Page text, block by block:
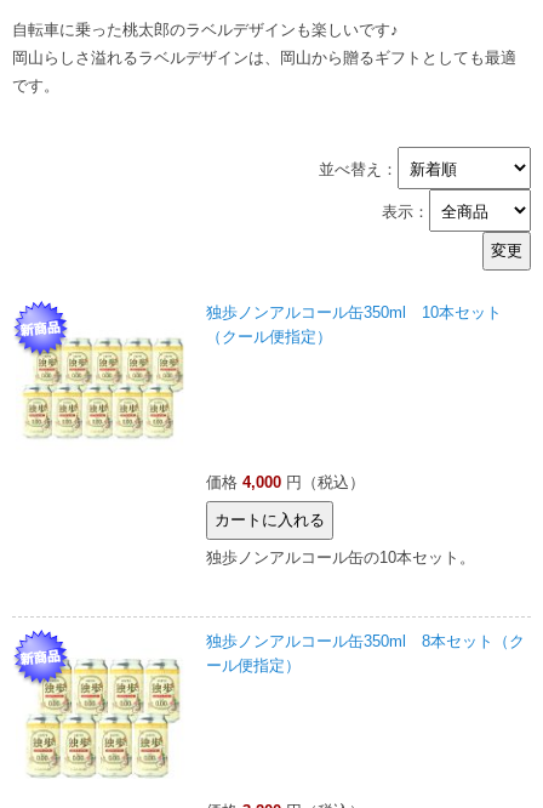
自転車に乗った桃太郎のラベルデザインも楽しいです♪
岡山らしさ溢れるラベルデザインは、岡山から贈るギフトとしても最適
です。
並べ替え：
表示：
独歩ノンアルコール缶350ml 10本セット
（クール便指定）
価格 4,000 円（税込）
独歩ノンアルコール缶の10本セット。
独歩ノンアルコール缶350ml 8本セット（ク
ール便指定）